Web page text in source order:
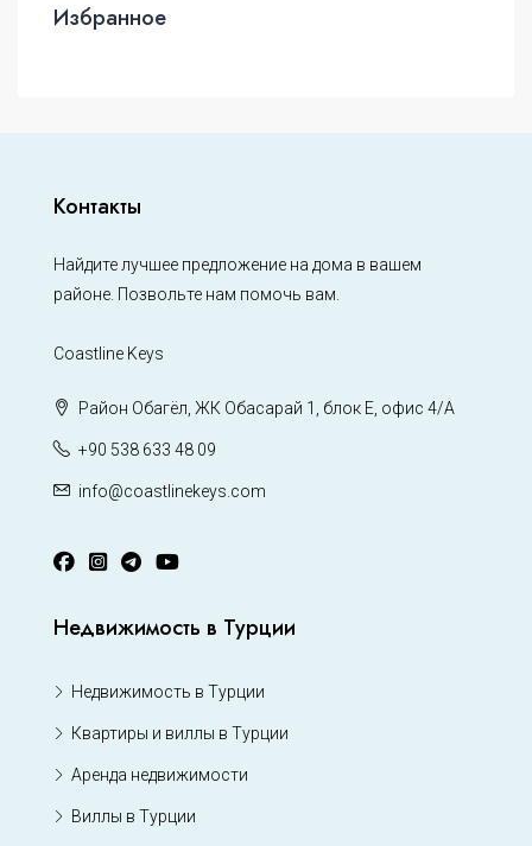
Избранное
Контакты
Найдите лучшее предложение на дома в вашем
районе. Позвольте нам помочь вам.
Coastline Keys
Район Обагёл, ЖК Обасарай 1, блок Е, офис 4/А
+90 538 633 48 09
info@coastlinekeys.com
Недвижимость в Турции
Недвижимость в Турции
Квартиры и виллы в Турции
Аренда недвижимости
Виллы в Турции